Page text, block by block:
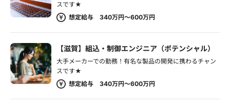
スです★
想定給与 340万円～600万円
【滋賀】組込・制御エンジニア（ポテンシャル）
大手メーカーでの勤務！有名な製品の開発に携わるチャン
スです★
想定給与 340万円～600万円